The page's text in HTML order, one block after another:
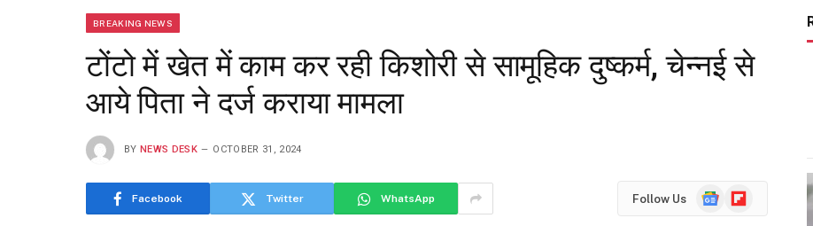
BREAKING NEWS
टोंटो में खेत में काम कर रही किशोरी से सामूहिक दुष्कर्म, चेन्नई से
आये पिता ने दर्ज कराया मामला
BY NEWS DESK OCTOBER 31, 2024
Facebook Twitter WhatsApp Follow Us
GoogleFlipboard